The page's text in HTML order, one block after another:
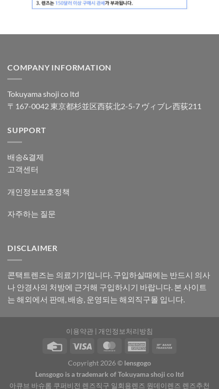
COMPANY INFORMATION
Tokuyama shoji co ltd
〒167-0042 東京都杉並区西荻北2-5-7 ヴィブレ西荻211
SUPPORT
배송&결제
고객센터
개인정보보호정책
자주하는 질문
DISCLAIMER
콘택트렌즈는 의료기기입니다. 구입하실때에는 반드시 의사
나 안경사의 처방에 근거해 구입하시기 바랍니다. 본 사이트
는 해외에서 판매, 배송, 운영되는 해외직구몰 입니다.
이용약관 | 개인정보처리방침
Copyright 2026 © lensgogo
Lensgogo is a trademark of Tokuyama shoji co ltd
아큐브 바슈롬 쿠퍼비전 렌즈직구 일회용렌즈 원데이렌즈 렌즈추천